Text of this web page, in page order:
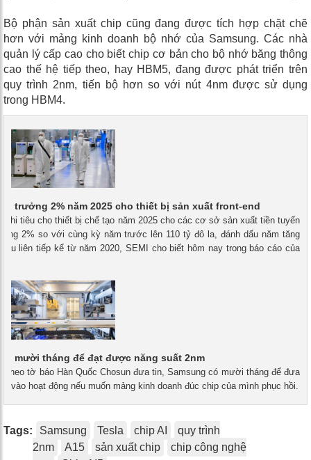
Bộ phận sản xuất chip cũng đang được tích hợp chặt chẽ
hơn với mảng kinh doanh bộ nhớ của Samsung. Các nhà
quản lý cấp cao cho biết chip cơ bản cho bộ nhớ băng thông
cao thế hệ tiếp theo, hay HBM5, đang được phát triển trên
quy trình 2nm, tiến bộ hơn so với nút 4nm được sử dụng
trong HBM4.
trưởng 2% năm 2025 cho thiết bị sản xuất front-end
Chi tiêu cho thiết bị chế tạo năm 2025 cho các cơ sở sản xuất tiền tuyến
2% so với cùng kỳ năm trước lên 110 tỷ đô la, đánh dấu năm tăng
liên tiếp kể từ năm 2020, SEMI cho biết hôm nay trong báo cáo của
mười tháng để đạt được năng suất 2nm
Theo tờ báo Hàn Quốc Chosun đưa tin, Samsung có mười tháng để đưa
vào hoạt động nếu muốn mảng kinh doanh đúc chip của mình phục hồi.
Tags: Samsung Tesla chip AI
quy trình
2nm
A15 sản xuất chip
chip công nghệ